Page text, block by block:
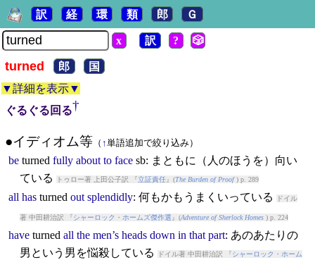
訳 経 環 類 郎 Ｇ
x 訳 ? 🎲
turned 郎
国
▼詳細を表示▼
ぐるぐる回る†
●イディオム等（ ↑単語追加で絞り込み）
be turned fully about to facesb: まともに（人のほうを）向い
ている
トゥロー著 上田公子訳 『立証責任』(The Burden of Proof) p. 289
all has turned out splendidly: 何もかもうまくいっている ドイル
著 中田耕治訳 『シャーロック・ホームズ傑作選 』(Adventure of Sherlock Homes) p. 224
have turned all the men’s heads down in that part: あのあたりの
男という男を悩殺している
ドイル著 中田耕治訳 『シャーロック・ホーム